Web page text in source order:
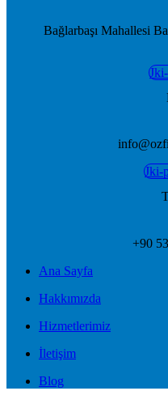
Bağlarbaşı Mahallesi
Jki-
+90
Ana Sayfa
Hakkımızda
Hizmetlerimiz
İletişim
Blog